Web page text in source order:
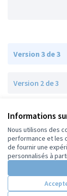
Informations
Nous utilisons des
performance et les
de fournir une
personnalisés à
Version 3 de 3
Version 2 de 3
Version 1 de 3
Conditions
Paramètres des